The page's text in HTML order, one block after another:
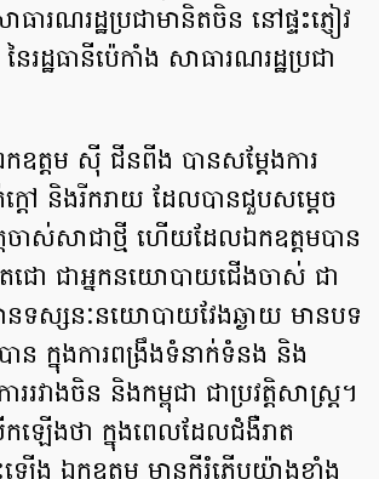
ធារណរដ្ឋប្រជាមានិតចិន នៅផ្ទះភ្ញៀវ
រដ្ឋធានីប៉េកាំង សាធារណរដ្ឋប្រជា
ឯកឧត្តម ស៊ី ជីនពីង បានសម្តែងការ
តៅ និងរីករាយ ដែលបានជួបសម្តេច
ចាស់សាជាថ្មី ហើយដែលឯកឧត្តមបាន
េជោ ជាអ្នកនយោបាយជើងចាស់ ជា
នទស្សនៈនយោបាយវែងឆ្ងាយ មានបទ
ន ក្នុងការពង្រឹងទំនាក់ទំនង និង
រវាងចិន និងកម្ពុជា ជាប្រវត្តិសាស្ត្រ។
ឡើងថា ក្នុងពេលដែលជំងឺរាត